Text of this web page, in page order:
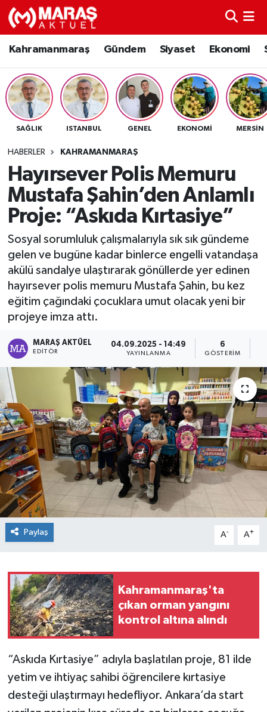
Kahramanmaraş Gündem Siyaset Ekonomi
SAĞLIK ISTANBUL GENEL EKONOMI MERSIN
HABERLER KAHRAMANMARAŞ
Hayırsever Polis Memuru
Mustafa Şahin’den Anlamlı
Proje: “Askıda Kırtasiye”
Sosyal sorumluluk çalışmalarıyla sık sık gündeme
gelen ve bugüne kadar binlerce engelli vatandaşa
akülü sandalye ulaştırarak gönüllerde yer edinen
hayırsever polis memuru Mustafa Şahin, bu kez
eğitim çağındaki çocuklara umut olacak yeni bir
projeye imza attı.
MARAŞ AKTÜEL
EDITÖR
04.09.2025 - 14:49
YAYINLANMA
6
GÖSTERIM
Paylaş A- A+
Kahramanmaraş'ta
çıkan orman yangını
kontrol altına alındı
“Askıda Kırtasiye” adıyla başlatılan proje, 81 ilde
yetim ve ihtiyaç sahibi öğrencilere kırtasiye
desteği ulaştırmayı hedefliyor. Ankara’da start
Kahramanmaraş
Gündem
Siyaset
Sağlık
Teknoloji
Eğitim
Dünya
Kültür Sanat
Nöbetçi Eczaneler
Hava Durumu
Namaz Vakitleri
TFF 3.Lig 4.Grup Puan Durumu ve Fikstür
Tüm Manşetler
Son Dakika Haberleri
Haber Arşivi